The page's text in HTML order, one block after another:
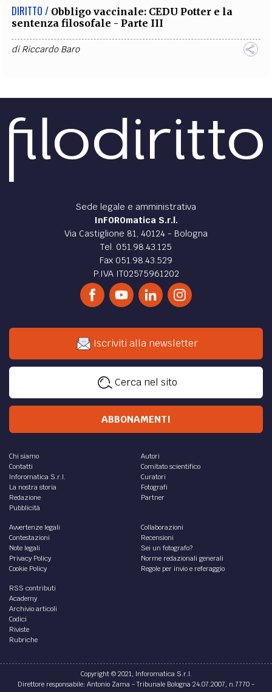
DIRITTO / Obbligo vaccinale: CEDU Potter e la
sentenza filosofale - Parte III
diRiccardo Baro
Sede legale e amministrativa
InFOROmatica S.r.l.
Via Castiglione 81, 40124 - Bologna
Tel. 051.98.43.125
Fax 051.98.43.529
P.IVA IT02575961202
Iscriviti alla newsletter
Cerca nel sito
ABBONAMENTI
Chi siamo
Contatti
Inforomatica S.r.l.
La nostra storia
Redazione
Pubblicità
Autori
Comitato scientifico
Curatori
Fotografi
Partner
Avvertenze legali
Contestazioni
Note legali
Privacy Policy
Cookie Policy
Collaborazioni
Recensioni
Sei un fotografo?
Norme redazionali generali
Regole per invio e referaggio
RSS contributi
Academy
Archivio articoli
Codici
Riviste
Rubriche
Copyright © 2021, Inforomatica S.r.l.
Direttore responsabile: Antonio Zama - Tribunale Bologna 24.07.2007, n.7770 -